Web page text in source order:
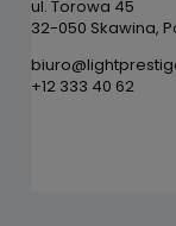
ul. Torowa 45
32-050 Skawina,
+12 333 40 62